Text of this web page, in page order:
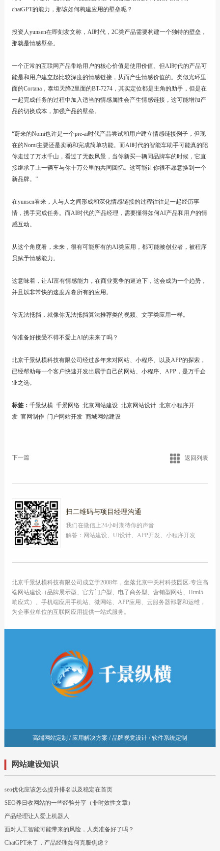
chatGPT的能力，那该如何构建应用的壁垒呢？
投资人yunsen在即刻发文称，AI时代，2C类产品需要构建一个独特的壁垒，
那就是情感壁垒。
一个正常的互联网产品带给用户的核心价值是使用价值。但AI时代的产品可
能是和用户建立起比较深度的情感链接，从而产生情感价值的。类似光环里
面的Cortana，泰坦天降2里面的BT-7274，其实定位都是主角的助手，但是在
一起完成任务的过程中加入适当的情感属性会产生情感链接，这可能增加产
品的切换成本，加强产品的壁垒。
“蔚来的Nomi也许是一个pre-ai时代产品尝试和用户建立情感链接例子，但现
在的Nomi主要还是卖萌和完成简单功能。而AI时代的智能车助手可能真的陪
你走过了万水千山，看过了无数风景，当你新买一辆同品牌车的时候，它直
接继承了上一辆车与你十万公里的共同回忆。这可能让你很不愿意换到一个
新品牌。”
在yunsen看来，人与人之间形成和深化情感链接的过程往往是一起经历事
情，携手完成任务。而AI时代的产品经理，需要懂得如何AI产品和用户的情
感互动。
从这个角度看，未来，很有可能所有的AI类应用，都可能被创业者，被程序
员赋予情感能力。
这意味着，让AI富有情感能力，在商业竞争的逼迫下，这会成为一个趋势，
并且以非常快的速度席卷所有的应用。
你无法抵挡，就像你无法抵挡算法推荐类的视频、文字类应用一样。
你准备好接受不得不爱上AI的未来了吗？
北京千景纵横科技有限公司 经过多年来对网站、 小程序、以及APP的探索，
已经帮助每一个客户快速开发出属于自己的 网站、 小程序、 APP，是万千企
业之选。
标签： 千景纵横 千景网络 北京网站建设 北京网站设计 北京小程序开
发 官网制作 门户网站开发 商城网站建设
下一篇 返回列表
扫二维码与项目经理沟通
我们在微信上24小时期待你的声音
解答：网站建设、UI设计、APP开发、小程序开发
北京千景纵横科技有限公司成立于2008年，坐落北京中关村科技园区-专注高
端网站建设（品牌展示型、官方门户型、电子商务型、营销型网站、Html5
响应式）、手机端应用手机站、微网站、APP应用、云服务器部署和运维，
为企事业单位的互联网应用提供一站式服务。
高端网站定制 / 应用解决方案 / 品牌视觉设计 / 软件系统定制
网站建设知识
seo优化应该怎么提升排名以及稳定在首页
SEO养日收网站的一些经验分享（非时效性文章）
产品经理让人爱上机器人
面对人工智能可能带来的风险，人类准备好了吗？
ChatGPT来了，产品经理如何克服焦虑？